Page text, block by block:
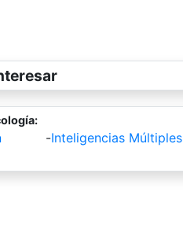
-Inteligencias Múltiples